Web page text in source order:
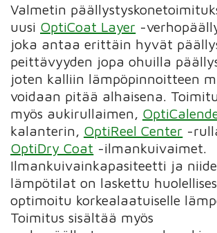
Valmetin
uusi OptiCoat Layer -
joka antaa erittäin hyvät
peittävyyden jopa ohuilla
joten kalliin lämpöpinnoitteen
voidaan pitää alhaisena.
myös aukirullaimen,
kalanterin, OptiReel Center -
OptiDry Coat -ilmankuivaimet.
Ilmankuivainkapasiteetti ja
lämpötilat on laskettu
optimoitu korkealaatuiselle
Toimitus sisältää myös